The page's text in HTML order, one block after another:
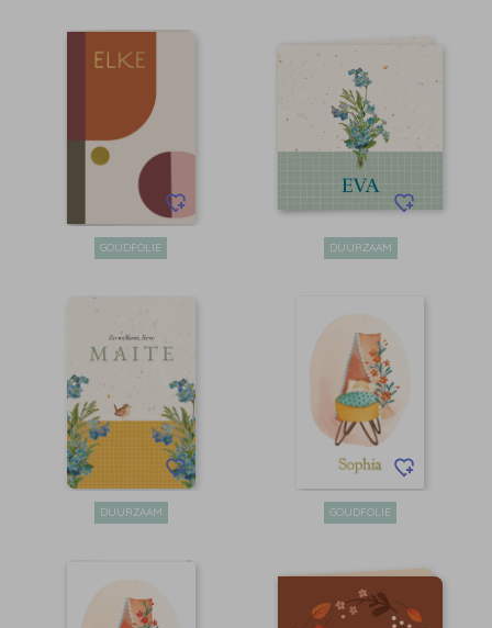
GOUDFOLIE DUURZAAM
DUURZAAM GOUDFOLIE